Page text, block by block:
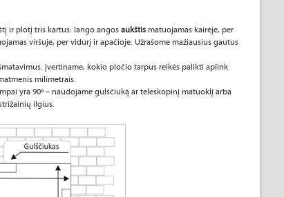
ir plotį tris kartus: lango angosaukštis matuojamas kairėje, per
viršuje, per vidurį ir apačioje. Užrašome mažiausius gautus
Įvertiname, kokio pločio tarpus reikės palikti aplink
milimetrais.
yra 90º – naudojame gulsčiuką ar teleskopinį matuoklį arba
ilgius.